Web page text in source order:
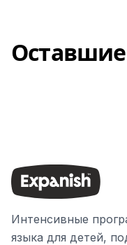
Интенсивные
языка для детей,